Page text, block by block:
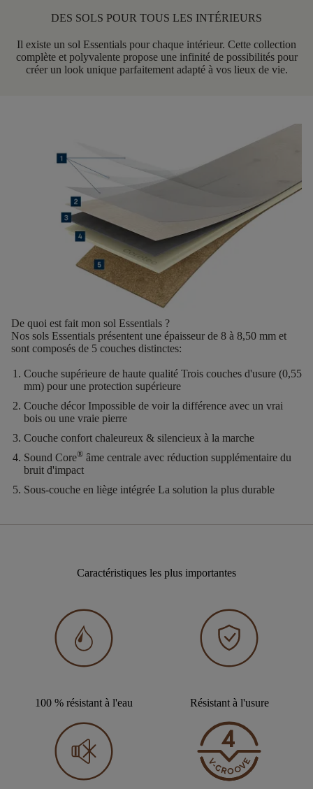
DES SOLS POUR TOUS LES INTÉRIEURS
Il existe un sol Essentials pour chaque intérieur. Cette collection
complète et polyvalente propose une infinité de possibilités pour
créer un look unique parfaitement adapté à vos lieux de vie.
De quoi est fait mon sol Essentials ?
Nos sols Essentials présentent une épaisseur de 8 à 8,50 mm et
sont composés de 5 couches distinctes:
Couche supérieure de haute qualité Trois couches d'usure (0,55
mm) pour une protection supérieure
Couche décor Impossible de voir la différence avec un vrai
bois ou une vraie pierre
Couche confort chaleureux & silencieux à la marche
Sound Core® âme centrale avec réduction supplémentaire du
bruit d'impact
Sous-couche en liège intégrée La solution la plus durable
Caractéristiques les plus importantes
100 % résistant à l'eau Résistant à l'usure